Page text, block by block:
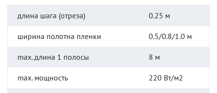
длина шага (отреза) 0.25 м
ширина полотна пленки 0.5/0.8/1.0 м
max. длина 1 полосы 8 м
max. мощность 220 Вт/м2